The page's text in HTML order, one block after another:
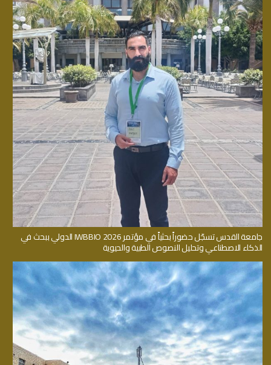
جامعة القدس تسجّل حضوراً بحثياً في مؤتمر IWBBIO 2026 الدولي ببحث في
الذكاء الاصطناعي وتحليل النصوص الطبية والحيوية